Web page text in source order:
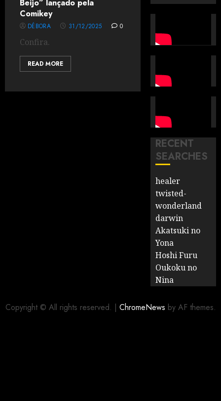
Beijo” lançado pela
Comikey
DÉBORA 31/12/2025 0
Confira.
READ MORE
RECENT
SEARCHES
healer
twisted-
wonderland
darwin
Akatsuki no
Yona
Hoshi Furu
Oukoku no
Nina
Copyright © All rights reserved. | ChromeNews by AF themes.